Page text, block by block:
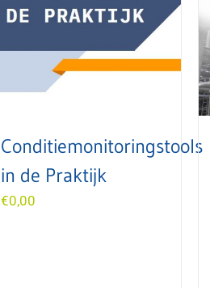
Conditiemonitoringstools
in de Praktijk
€0,00